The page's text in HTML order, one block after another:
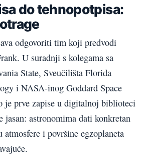
do tehnopotpisa:
odgovoriti tim koji predvodi
U suradnji s kolegama sa
State, Sveučilišta Florida
i NASA-inog Goddard Space
je prve zapise u digitalnoj biblioteci
jasan: astronomima dati konkretan
i površine egzoplaneta